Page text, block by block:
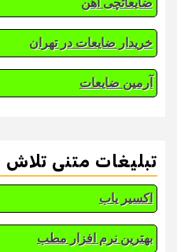
خریدار ضایعات در تهران
آرمین ضایعات
تبلیغات متنی تلاش
اکسیر یاب
بهترین نرم افزار مطب